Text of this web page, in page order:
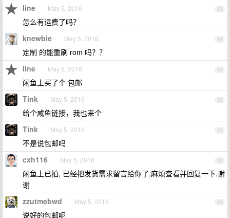
13
line May 5, 2016
怎么有运费了吗？
14
knewbie May 5, 2016
定制 的能重刷 rom 吗？？
15
line May 5, 2016
闲鱼上买了个 包邮
16
Tink May 5, 2016
给个咸鱼链接，我也来个
17
Tink May 5, 2016
不是说包邮吗
18
cxh116 May 5, 2016
闲鱼上已拍, 已经把发货需求留言给你了,麻烦查看并回复一下.谢
谢
19
zzutmebwd May 5, 2016
说好的包邮呢